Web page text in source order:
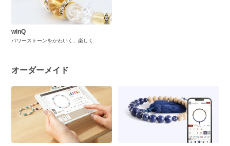
winQ
パワーストーンをかわいく、楽しく
オーダーメイド